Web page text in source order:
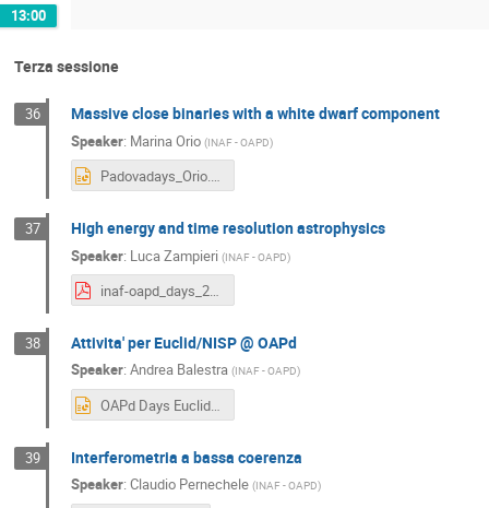
13:00
Terza sessione
36 Massive close binaries with a white dwarf component
Speaker: Marina Orio (INAF - OAPD)
Padovadays_Orio.pptx
37 High energy and time resolution astrophysics
Speaker: Luca Zampieri (INAF - OAPD)
inaf-oapd_days_2019_htra_v3b_Zampieri.pdf
38 Attivita' per Euclid/NISP @ OAPd
Speaker: Andrea Balestra (INAF - OAPD)
OAPd Days Euclid-NISP.pptx
39 Interferometria a bassa coerenza
Speaker: Claudio Pernechele (INAF - OAPD)